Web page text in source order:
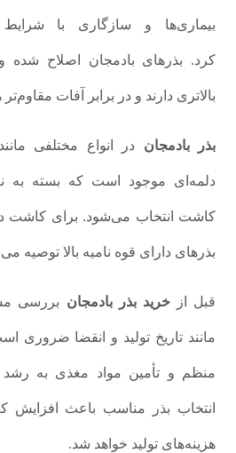
بیماری‌ها و سازگاری با
کرد. بذرهای بادمجان اصلاح شده و
بالاتری دارند و در برابر آفات
بذر بادمجان در انواع مختلفی
دلمه‌ای موجود است که بسته به
کاشت انتخاب می‌شود. برای کاشت
بذرهای دارای قوه نامیه بالا توصیه
قبل ازخرید بذر بادمجان بررسی
مانند تاریخ تولید و انقضا ضروری
منظم و تأمین مواد مغذی به رشد
انتخاب بذر مناسب باعث
هزینه‌های تولید خواهد شد.